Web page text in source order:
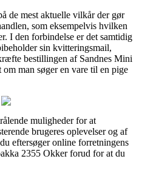
de mest aktuelle vilkår der gør
som eksempelvis hvilken
I den forbindelse er det samtidig
sin kvitteringsmail,
bestillingen af Sandnes Mini
man søger en vare til en pige
muligheder for at
brugeres oplevelser og af
eftersøger online forretningens
2355 Okker forud for at du